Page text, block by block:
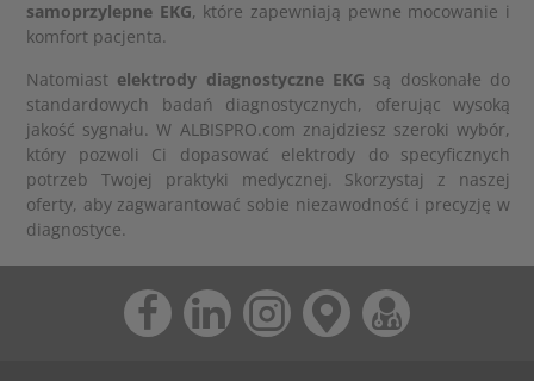
samoprzylepne EKG, które zapewniają pewne mocowanie i
komfort pacjenta.
Natomiast elektrody diagnostyczne EKG są doskonałe do
standardowych badań diagnostycznych, oferując wysoką
jakość sygnału. W ALBISPRO.com znajdziesz szeroki wybór,
który pozwoli Ci dopasować elektrody do specyficznych
potrzeb Twojej praktyki medycznej. Skorzystaj z naszej
oferty, aby zagwarantować sobie niezawodność i precyzję w
diagnostyce.